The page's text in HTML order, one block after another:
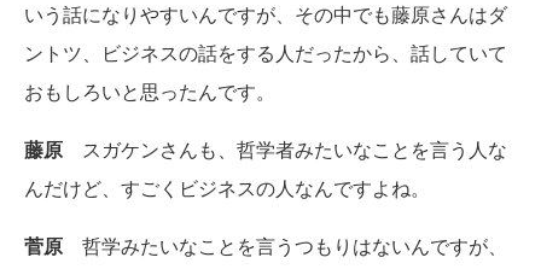
いう話になりやすいんですが、その中でも藤原さんはダ
ントツ、ビジネスの話をする人だったから、話していて
おもしろいと思ったんです。
藤原 スガケンさんも、哲学者みたいなことを言う人な
んだけど、すごくビジネスの人なんですよね。
菅原 哲学みたいなことを言うつもりはないんですが、